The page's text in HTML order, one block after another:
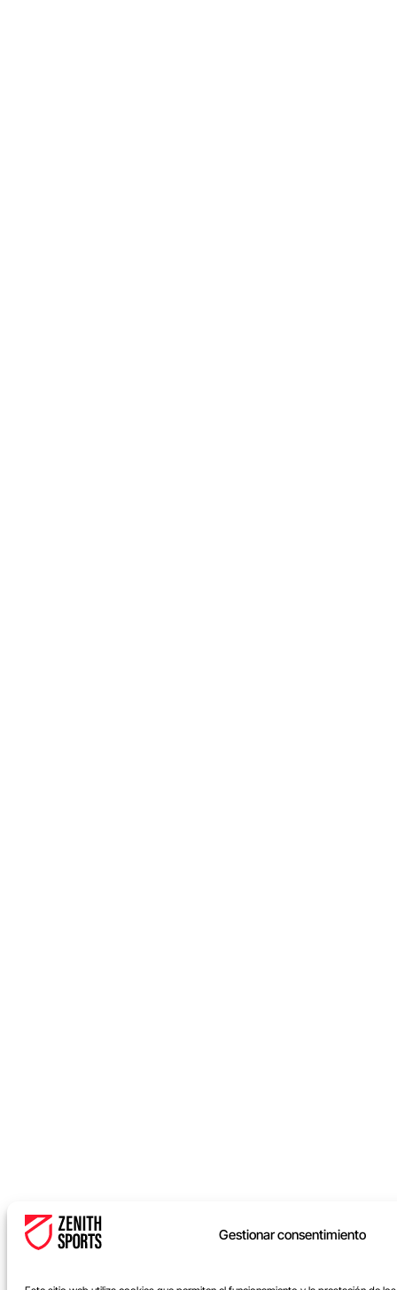
Gestionar consentimiento